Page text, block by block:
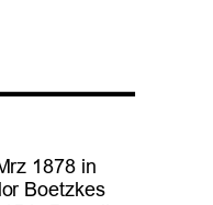

